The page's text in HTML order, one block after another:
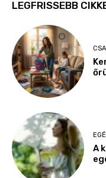
LEGFRISSEBB
A